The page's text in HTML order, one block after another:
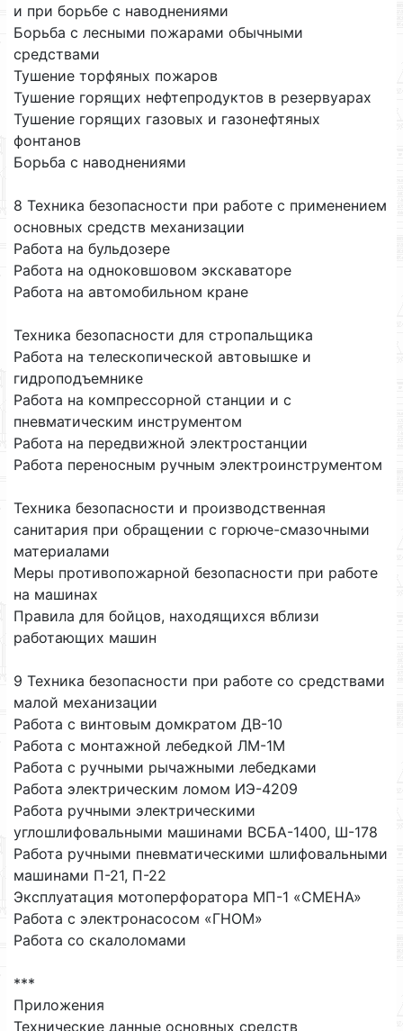
и при борьбе с наводнениями
Борьба с лесными пожарами обычными
средствами
Тушение торфяных пожаров
Тушение горящих нефтепродуктов в резервуарах
Тушение горящих газовых и газонефтяных
фонтанов
Борьба с наводнениями
8 Техника безопасности при работе с применением
основных средств механизации
Работа на бульдозере
Работа на одноковшовом экскаваторе
Работа на автомобильном кране
Техника безопасности для стропальщика
Работа на телескопической автовышке и
гидроподъемнике
Работа на компрессорной станции и с
пневматическим инструментом
Работа на передвижной электростанции
Работа переносным ручным электроинструментом
Техника безопасности и производственная
санитария при обращении с горюче-смазочными
материалами
Меры противопожарной безопасности при работе
на машинах
Правила для бойцов, находящихся вблизи
работающих машин
9 Техника безопасности при работе со средствами
малой механизации
Работа с винтовым домкратом ДВ-10
Работа с монтажной лебедкой ЛМ-1М
Работа с ручными рычажными лебедками
Работа электрическим ломом ИЭ-4209
Работа ручными электрическими
углошлифовальными машинами ВСБА-1400, Ш-178
Работа ручными пневматическими шлифовальными
машинами П-21, П-22
Эксплуатация мотоперфоратора МП-1 «СМЕНА»
Работа с электронасосом «ГНОМ»
Работа со скалоломами
***
Приложения
Технические данные основных средств